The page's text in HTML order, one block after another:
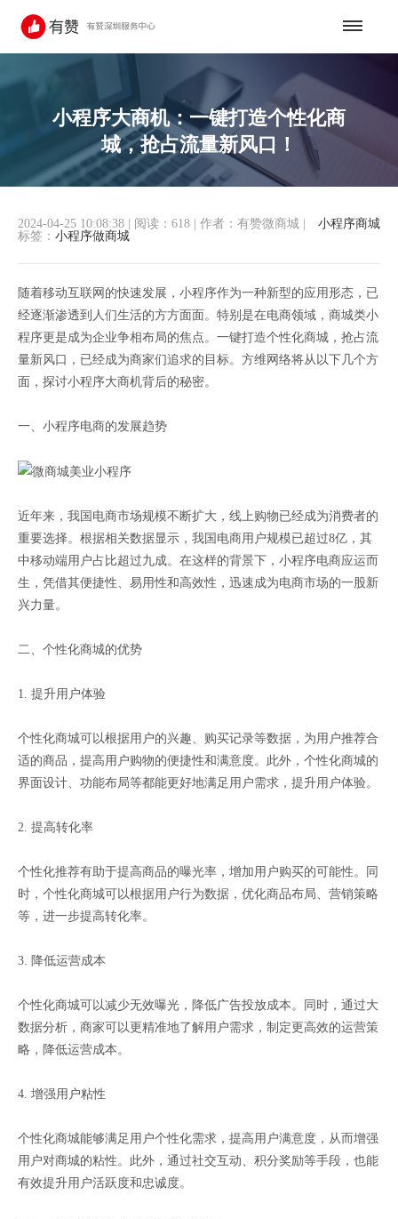
小程序大商机：一键打造个性化商
城，抢占流量新风口！
小程序商城
2024-04-25 10:08:38 阅读：618 作者：有赞微商城
标签： 小程序做商城
随着移动互联网的快速发展，小程序作为一种新型的应用形态，已
经逐渐渗透到人们生活的方方面面。特别是在电商领域，商城类小
程序更是成为企业争相布局的焦点。一键打造个性化商城，抢占流
量新风口，已经成为商家们追求的目标。方维网络将从以下几个方
面，探讨小程序大商机背后的秘密。
一、小程序电商的发展趋势
近年来，我国电商市场规模不断扩大，线上购物已经成为消费者的
重要选择。根据相关数据显示，我国电商用户规模已超过8亿，其
中移动端用户占比超过九成。在这样的背景下，小程序电商应运而
生，凭借其便捷性、易用性和高效性，迅速成为电商市场的一股新
兴力量。
二、个性化商城的优势
1. 提升用户体验
个性化商城可以根据用户的兴趣、购买记录等数据，为用户推荐合
适的商品，提高用户购物的便捷性和满意度。此外，个性化商城的
界面设计、功能布局等都能更好地满足用户需求，提升用户体验。
2. 提高转化率
个性化推荐有助于提高商品的曝光率，增加用户购买的可能性。同
时，个性化商城可以根据用户行为数据，优化商品布局、营销策略
等，进一步提高转化率。
3. 降低运营成本
个性化商城可以减少无效曝光，降低广告投放成本。同时，通过大
数据分析，商家可以更精准地了解用户需求，制定更高效的运营策
略，降低运营成本。
4. 增强用户粘性
个性化商城能够满足用户个性化需求，提高用户满意度，从而增强
用户对商城的粘性。此外，通过社交互动、积分奖励等手段，也能
有效提升用户活跃度和忠诚度。